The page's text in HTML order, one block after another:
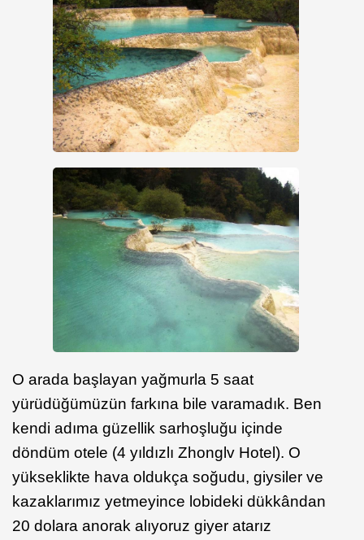
O arada başlayan yağmurla 5 saat
yürüdüğümüzün farkına bile varamadık. Ben
kendi adıma güzellik sarhoşluğu içinde
döndüm otele (4 yıldızlı Zhonglv Hotel). O
yükseklikte hava oldukça soğudu, giysiler ve
kazaklarımız yetmeyince lobideki dükkândan
20 dolara anorak alıyoruz giyer atarız